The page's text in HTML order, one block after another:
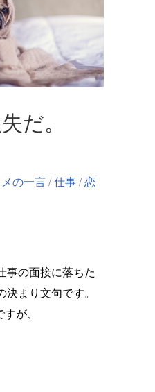
だ。
の一言/仕事/恋
事の面接に落ちた
まり文句です。
が、